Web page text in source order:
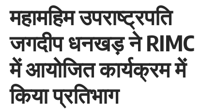
महामहिम उपराष्ट्रपति
जगदीप धनखड़ ने RIMC
में आयोजित कार्यक्रम में
किया प्रतिभाग